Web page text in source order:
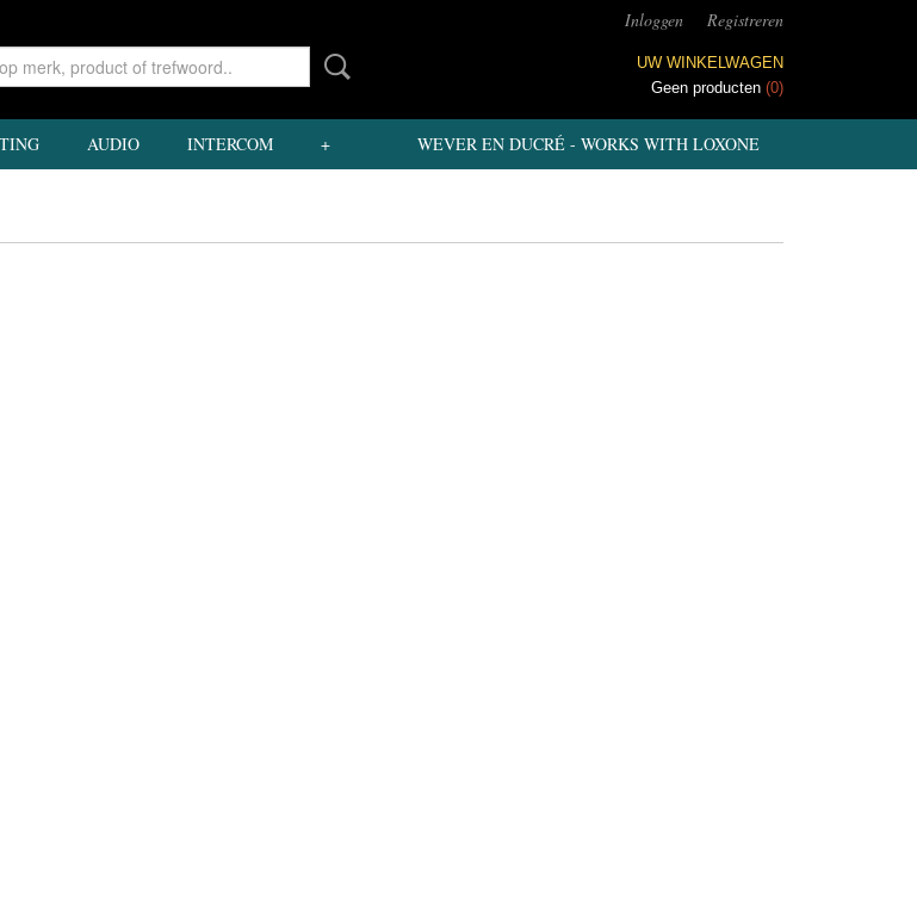
Inloggen Registreren
UW WINKELWAGEN
Geen producten (0)
WEVER EN DUCRÉ - WORKS WITH LOXONE
AUDIO INTERCOM +